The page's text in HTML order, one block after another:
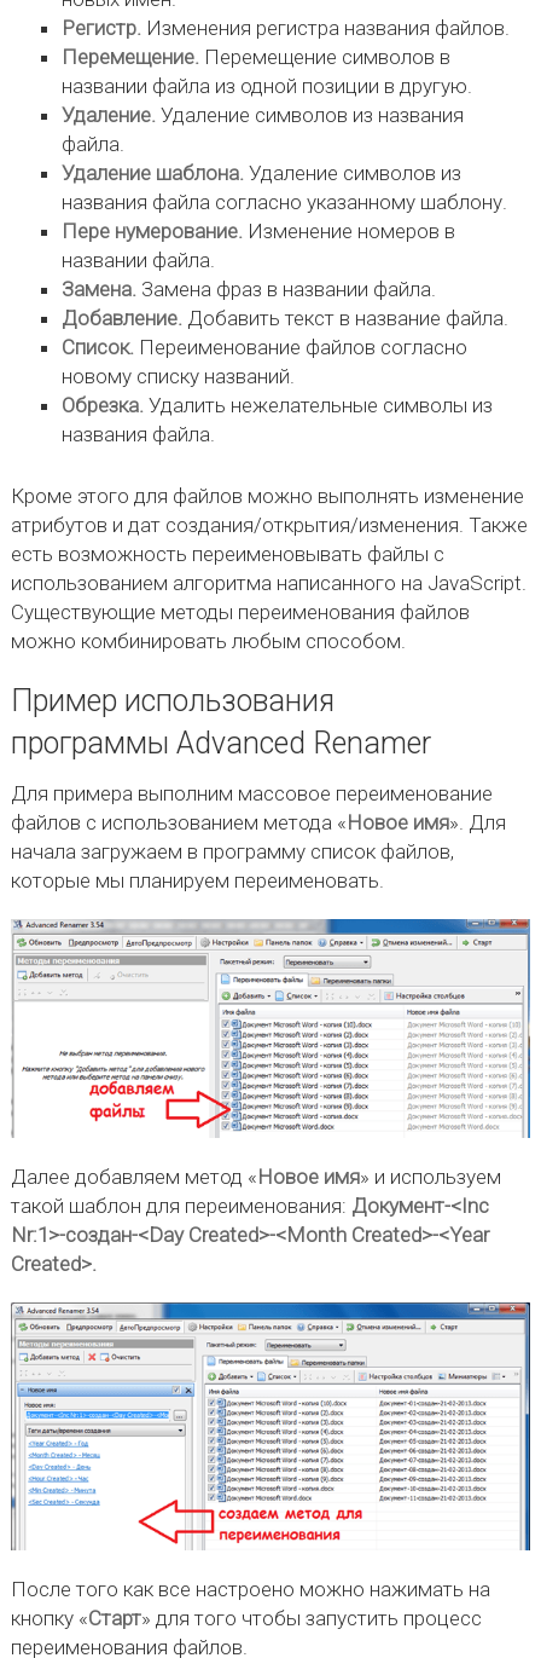
Регистр. Изменения регистра названия файлов.
Перемещение. Перемещение символов в
названии файла из одной позиции в другую.
Удаление. Удаление символов из названия
файла.
Удаление шаблона. Удаление символов из
названия файла согласно указанному шаблону.
Пере нумерование. Изменение номеров в
названии файла.
Замена. Замена фраз в названии файла.
Добавление. Добавить текст в название файла.
Список. Переименование файлов согласно
новому списку названий.
Обрезка. Удалить нежелательные символы из
названия файла.
Кроме этого для файлов можно выполнять изменение
атрибутов и дат создания/открытия/изменения. Также
есть возможность переименовывать файлы с
использованием алгоритма написанного на JavaScript.
Существующие методы переименования файлов
можно комбинировать любым способом.
Пример использования
программы Advanced Renamer
Для примера выполним массовое переименование
файлов с использованием метода «Новое имя». Для
начала загружаем в программу список файлов,
которые мы планируем переименовать.
Далее добавляем метод «Новое имя» и используем
такой шаблон для переименования: Документ-<Inc
Nr:1>-создан-<Day Created>-<Month Created>-<Year
Created>.
После того как все настроено можно нажимать на
кнопку «Старт» для того чтобы запустить процесс
переименования файлов.